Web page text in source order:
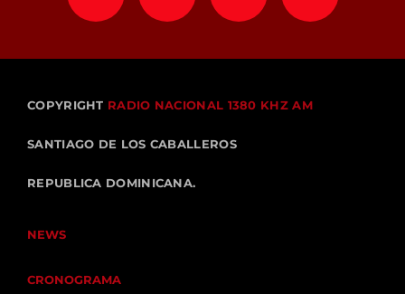
COPYRIGHT RADIO NACIONAL 1380 KHZ AM
SANTIAGO DE LOS CABALLEROS
REPUBLICA DOMINICANA.
NEWS
CRONOGRAMA